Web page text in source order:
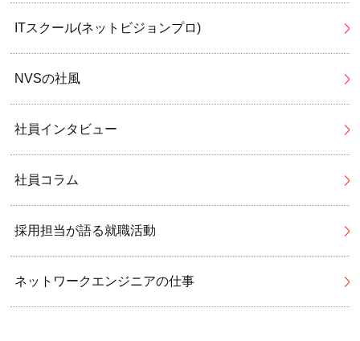
ITスクール(ネットビジョンプロ)
NVSの社風
社員インタビュー
社員コラム
採用担当が語る就職活動
ネットワークエンジニアの仕事